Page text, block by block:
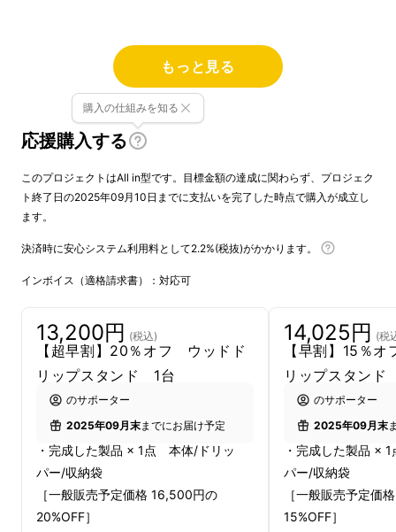
圧倒的な重厚感を誇るセランガンバツ材の魅力
なぜこの木を選んだか。
ジアのインドネシア、マレーシアに生育するフ
ツが入ってるほどです。耐久性が高いので屋外
でよく使われる木材です。その硬さは、野球の
この木を持った時の重さ（重厚感）や木目の美
しさを皆様に知ってほしい。もっと知名度が上
がってほしいと思ってます。
一生もののギアとして全て木で作りたい！との
想いで、この木を選んだのですが、加工は大変
でした。でも、仕上げの磨きをしてオイルを
塗った後の木目の美しさは格別です。
もっと見る
応援購入する
購入の仕組みを知る
このプロジェクトはAll in型です。目標金額の達成に関わらず、プロジェク
ト終了日の2025年09月10日までに支払いを完了した時点で購入が成立し
ます。
決済時に安心システム利用料として2.2%(税抜)がかかります。
インボイス（適格請求書）：対応可
13,200円 (税込)
【超早割】20％オフ ウッドド
リップスタンド 1台
のサポーター
2025年09月末までにお届け予定
・完成した製品 × 1点 本体/ドリッ
パー/収納袋
［一般販売予定価格 16,500円の
20%OFF］
14,025円 (税
【早割】15％
リップスタンド
のサポーター
2025年09月末
・完成した製品 ×
パー/収納袋
［一般販売予定価
15%OFF］